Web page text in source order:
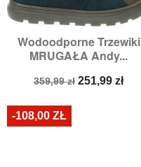
Wodoodporne Trzewiki
MRUGAŁA Andy...
Cena
359,99 zł Cena
251,99 zł
-108,00 ZŁ